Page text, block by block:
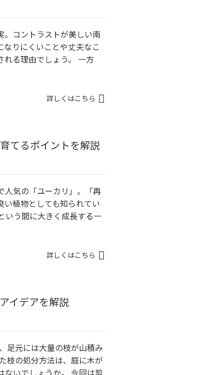
。コントラストが美しい南
りにくいことや丈夫なこ
れる理由でしょう。 一方
詳しくはこちら
てるポイントを解説
人気の「ユーカリ」。「再
植物としても知られてい
いう間に大きく成長する一
詳しくはこちら
イデアを解説
足元には大量の枝が山積み
枝の処分方法は、庭に木が
ないでしょうか。 今回は剪